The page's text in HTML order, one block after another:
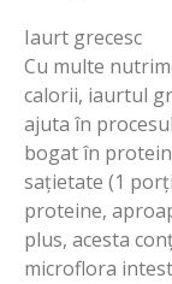
Iaurt grecesc
Cu multe
calorii, iaurtul
ajuta în
bogat în
sațietate (1
proteine,
plus, acesta
microflora